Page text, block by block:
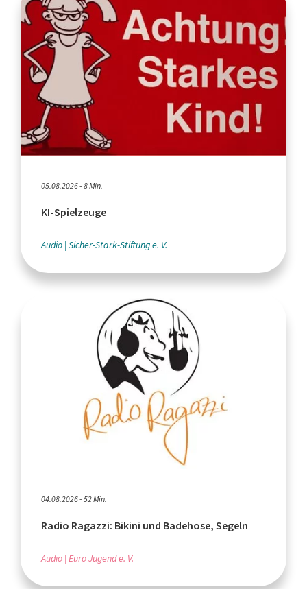
05.08.2026 - 8 Min.
KI-Spielzeuge
Audio Sicher-Stark-Stiftung e. V.
04.08.2026 - 52 Min.
Radio Ragazzi: Bikini und Badehose, Segeln
Audio Euro Jugend e. V.